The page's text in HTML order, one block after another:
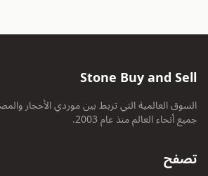
Stone Buy and Sell
السوق العالمية التي تربط بين موردي الأحجار
جميع أنحاء العالم منذ عام 2003.
تصفح